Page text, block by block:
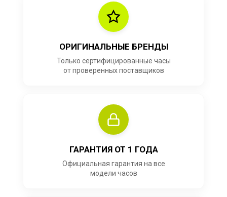
ОРИГИНАЛЬНЫЕ БРЕНДЫ
Только сертифицированные часы
от проверенных поставщиков
ГАРАНТИЯ ОТ 1 ГОДА
Официальная гарантия на все
модели часов